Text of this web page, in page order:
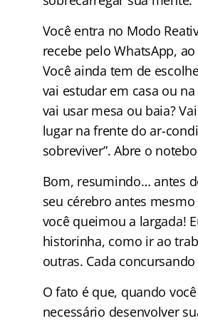
Você entra no Modo
recebe pelo WhatsApp,
Você ainda tem de
vai estudar em casa ou
vai usar mesa ou baia?
lugar na frente do ar-
sobreviver”. Abre o
Bom, resumindo… antes
seu cérebro antes
você queimou a largada!
historinha, como ir ao
outras. Cada
O fato é que, quando
necessário desenvolver